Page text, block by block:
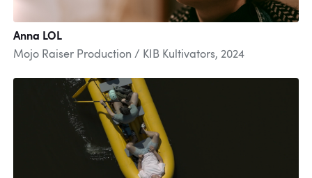
Anna LOL
Mojo Raiser Production / KIB Kultivators, 2024